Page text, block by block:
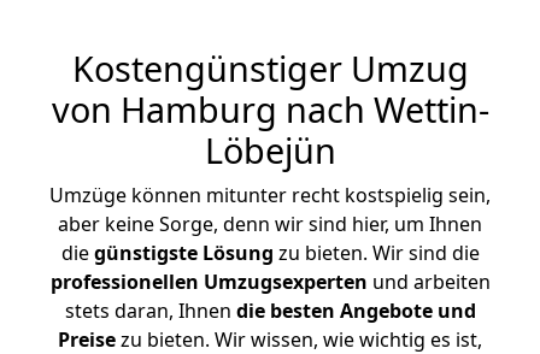
Kostengünstiger Umzug
von Hamburg nach Wettin-
Löbejün
Umzüge können mitunter recht kostspielig sein,
aber keine Sorge, denn wir sind hier, um Ihnen
diegünstigste Lösung zu bieten. Wir sind die
professionellen Umzugsexperten und arbeiten
stets daran, Ihnen die besten Angebote und
Preisezu bieten. Wir wissen, wie wichtig es ist,